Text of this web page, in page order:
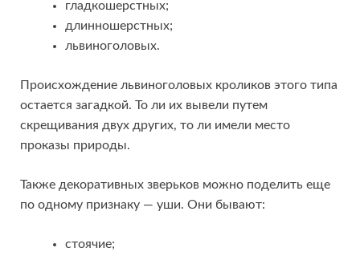
гладкошерстных;
длинношерстных;
львиноголовых.
Происхождение львиноголовых кроликов этого типа
остается загадкой. То ли их вывели путем
скрещивания двух других, то ли имели место
проказы природы.
Также декоративных зверьков можно поделить еще
по одному признаку — уши. Они бывают:
стоячие;